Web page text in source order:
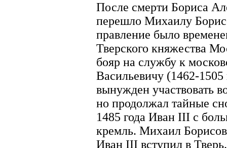
После смерти Бориса
перешло Михаилу
правление было
Тверского княжества
бояр на службу к
Васильевичу (1462-1505
вынужден участвовать
но продолжал тайные
1485 года Иван III с
кремль. Михаил
Иван III вступил в